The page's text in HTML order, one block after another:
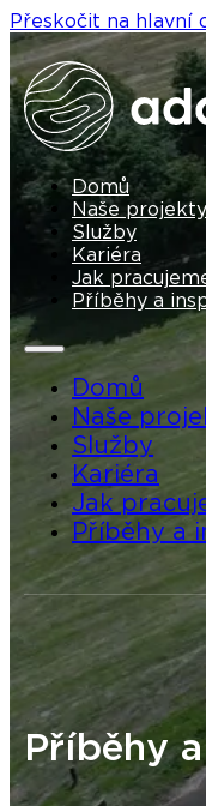
Přeskočit na hlavní
Domů
Naše projekty
Služby
Kariéra
Jak
Příběhy a
Domů
Naše
Služby
Kariéra
Jak
Příběhy a
Příběhy